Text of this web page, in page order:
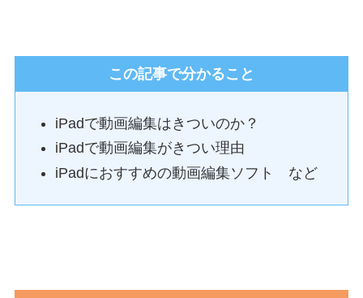
この記事で分かること
iPadで動画編集はきついのか？
iPadで動画編集がきつい理由
iPadにおすすめの動画編集ソフト など